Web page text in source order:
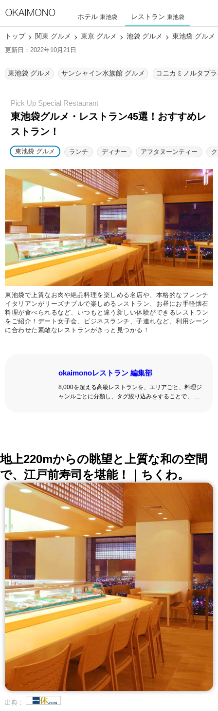
ホテル 東池袋 レストラン 東池袋
トップ 関東 グルメ 東京 グルメ 池袋 グルメ 東池袋 グルメ
更新日：2022年10月21日
東池袋 グルメ サンシャイン水族館 グルメ
東池袋グルメ・レストラン45選！ おすすめレ
ストラン！
東池袋 グルメ ランチ ディナー アフタヌーンティー
東池袋で上質なお肉や絶品料理を楽しめる名店や、本格的なフレンチ
イタリアンがリーズナブルで楽しめるレストラン、お昼にお手軽懐石
料理が食べられるなど、いつもと違う新しい体験ができるレストラン
をご紹介！デート女子会、ビジネスランチ、子連れなど、利用シーン
に合わせた素敵なレストランがきっと見つかる！
okaimonoレストラン 編集部
8,000を超える高級レストランを、エリアごと、料理ジ
ャンルごとに分類し、タグ絞り込みをすることで、 い
地上220mからの眺望と上質な和の空間
で、江戸前寿司を堪能！｜ちくわ。
出典：